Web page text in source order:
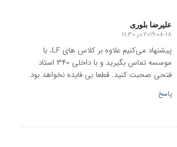
علیرضا بلوری
گفته:
2019-08-18 در 11:30
پیشنهاد می‌کنیم علاوه بر کلاس های LF، با
موسسه تماس بگیرید و با داخلی 340 استاد
فتحی صحبت کنید. قطعا بی فایده نخواهد بود.
پاسخ